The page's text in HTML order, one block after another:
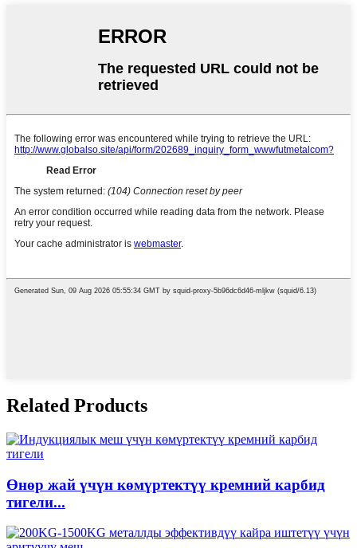
Related Products
Өнөр жай үчүн көмүртектүү кремний карбид
тигели...